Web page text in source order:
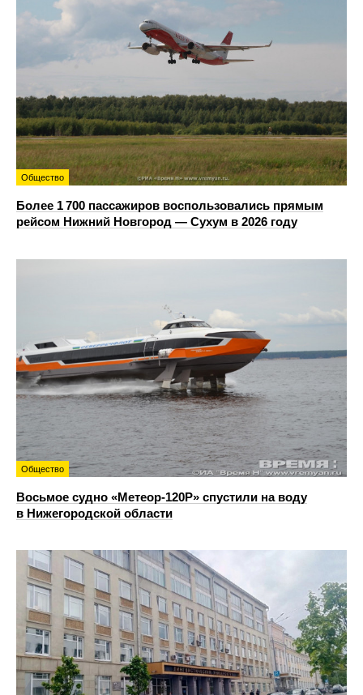
Общество
Более 1 700 пассажиров воспользовались прямым
рейсом Нижний Новгород — Сухум в 2026 году
Общество
Восьмое судно «Метеор-120Р» спустили на воду
в Нижегородской области